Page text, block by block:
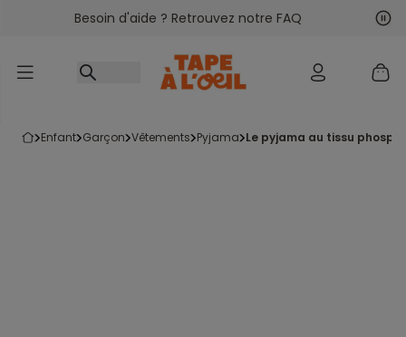
Accéder au contenu
Besoin d'aide ? Retrouvez notre FAQ
enfant garçon vêtements pyjama le pyjama au tissu